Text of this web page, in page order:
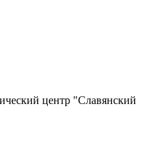
центр "Славянский